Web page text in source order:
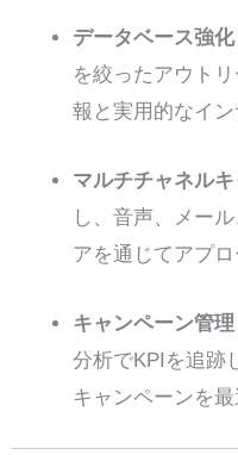
データベース強
を絞ったアウト
報と実用的なイン
マルチチャネル
し、音声、メー
アを通じてアプ
キャンペーン管
分析でKPIを追跡
キャンペーンを最